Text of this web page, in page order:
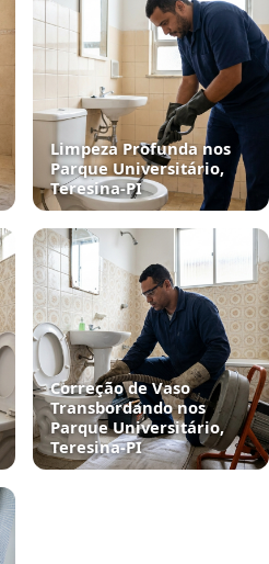
Limpeza Profunda nos
Parque Universitário,
Teresina‑PI
Correção de Vaso
Transbordando nos
Parque Universitário,
Teresina‑PI